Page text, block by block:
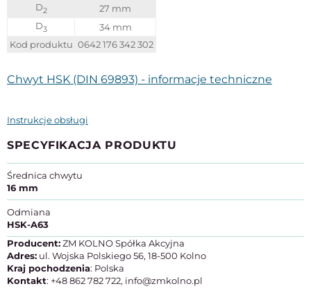
D2
27 mm
D3
34 mm
Kod produktu 0642 176 342 302
Chwyt HSK (DIN 69893) - informacje techniczne
Instrukcje obsługi
SPECYFIKACJA PRODUKTU
Średnica chwytu
16 mm
Odmiana
HSK-A63
Producent:ZM KOLNO Spółka Akcyjna
Adres: ul. Wojska Polskiego 56, 18-500 Kolno
Kraj pochodzenia: Polska
Kontakt: +48 862 782 722, info@zmkolno.pl